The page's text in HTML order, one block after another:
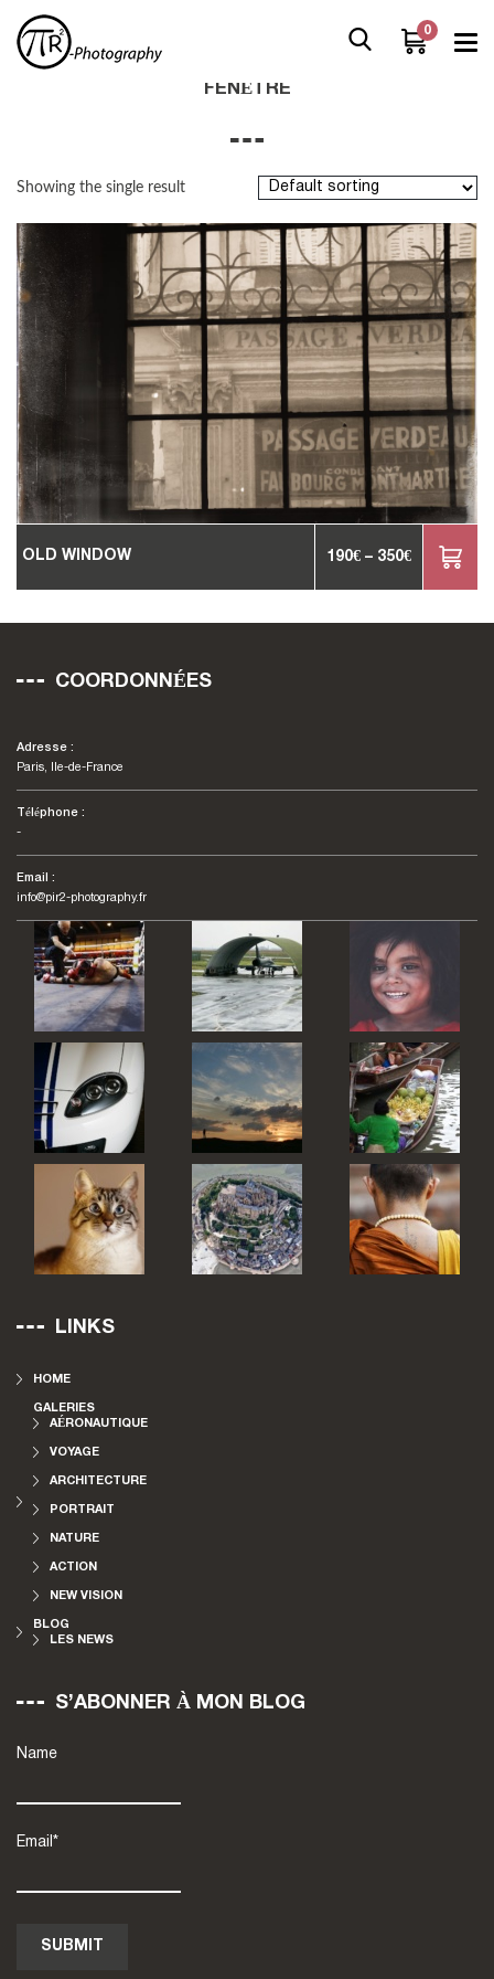
0
Home /
FENÊTRE
Showing the single result
OLD WINDOW 190€ – 350€
COORDONNÉES
Adresse :
Paris, Ile-de-France
Téléphone :
-
Email :
info@pir2-photography.fr
LINKS
HOME
GALERIES
AÉRONAUTIQUE
VOYAGE
ARCHITECTURE
PORTRAIT
NATURE
ACTION
NEW VISION
BLOG
LES NEWS
S’ABONNER À MON BLOG
Name
Email*